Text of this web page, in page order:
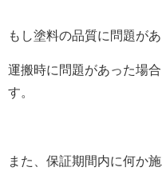
もし塗料の品質に問題があ
運搬時に問題があった場
す。
また、保証期間内に何か